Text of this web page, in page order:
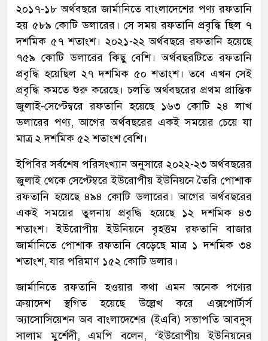
২০১৭-১৮ অর্থবছরে জার্মানিতে বাংলাদেশের পণ্য রফতানি
হয় ৫৮৯ কোটি ডলারের। সে সময় রফতানি প্রবৃদ্ধি ছিল ৭
দশমিক ৫৭ শতাংশ। ২০২১-২২ অর্থবছরে রফতানি হয়েছে
৭৫৯ কোটি ডলারের কিছু বেশি। অর্থবছরটিতে রফতানি
প্রবৃদ্ধি হয়েছিল ২৭ দশমিক ৫০ শতাংশ। তবে এখন সেই
প্রবৃদ্ধি কমতে শুরু করেছে। চলতি অর্থবছরের প্রথম প্রান্তিক
জুলাই-সেপ্টেম্বরে রফতানি হয়েছে ১৬৩ কোটি ২৪ লাখ
ডলারের পণ্য, আগের অর্থবছরের একই সময়ের চেয়ে যা
মাত্র ২ দশমিক ৫২ শতাংশ বেশি।
ইপিবির সর্বশেষ পরিসংখ্যান অনুসারে ২০২২-২৩ অর্থবছরের
জুলাই থেকে সেপ্টেম্বরে ইউরোপীয় ইউনিয়নে তৈরি পোশাক
রফতানি হয়েছে ৪৯৪ কোটি ডলারের। আগের অর্থবছরের
একই সময়ের তুলনায় প্রবৃদ্ধি হয়েছে ১২ দশমিক ৪৩
শতাংশ। ইউরোপীয় ইউনিয়নে বৃহত্তম রফতানি বাজার
জার্মানিতে পোশাক রফতানি বেড়েছে মাত্র ১ দশমিক ৩৪
শতাংশ, যার পরিমাণ ১৫২ কোটি ডলার।
জার্মানিতে রফতানি হওয়ার কথা এমন অনেক পণ্যের
ক্রয়াদেশ স্থগিত হয়েছে উল্লেখ করে এক্সপোর্টার্স
অ্যাসোসিয়েশন অব বাংলাদেশের (ইএবি) সভাপতি আবদুস
সালাম মুর্শেদী, এমপি বলেন, ‘ইউরোপীয় ইউনিয়নের